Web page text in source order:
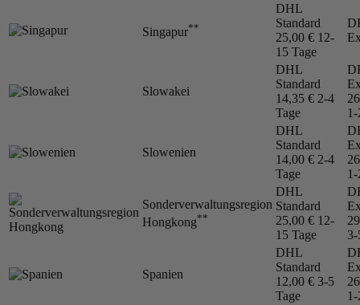
Singapur**
DHL
Standard
25,00 € 12-
15 Tage
Slowakei
DHL
Standard
14,35 € 2-4
Tage
1-
Slowenien
DHL
Standard
14,00 € 2-4
Tage
1-
Sonderverwaltungsregion
Hongkong**
DHL
Standard
25,00 € 12-
15 Tage
3-
Spanien
DHL
Standard
12,00 € 3-5
Tage
1-